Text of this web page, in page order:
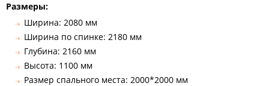
Размеры:
Ширина: 2080 мм
Ширина по спинке: 2180 мм
Глубина: 2160 мм
Высота: 1100 мм
Размер спального места: 2000*2000 мм